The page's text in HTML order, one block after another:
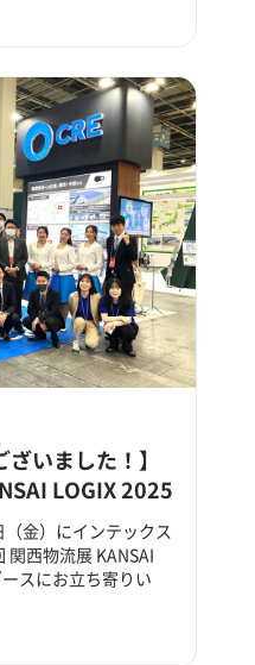
いました！】
LOGIX 2025
金）にインテックス
関西物流展 KANSAI
スにお立ち寄りい